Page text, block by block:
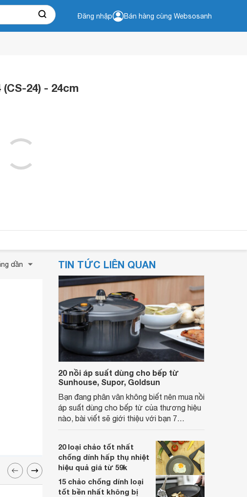
Đăng nhập Bán hàng cùng Websosanh
24) - 24cm
dần TIN TỨC LIÊN QUAN
20 nồi áp suất dùng cho bếp từ
Sunhouse, Supor, Goldsun
Bạn đang phân vân không biết nên mua nồi
áp suất dùng cho bếp từ của thương hiệu
nào, bài viết sẽ giới thiệu với bạn 7
thể chọn 1 chiếc nồi phù hợp với gian bếp
nhà mình ngay sau đây nhé.
20 loại chảo tốt nhất
chống dính hấp thụ nhiệt
hiệu quả giá từ 59k
15 chảo chống dính loại
tốt bền nhất không bị